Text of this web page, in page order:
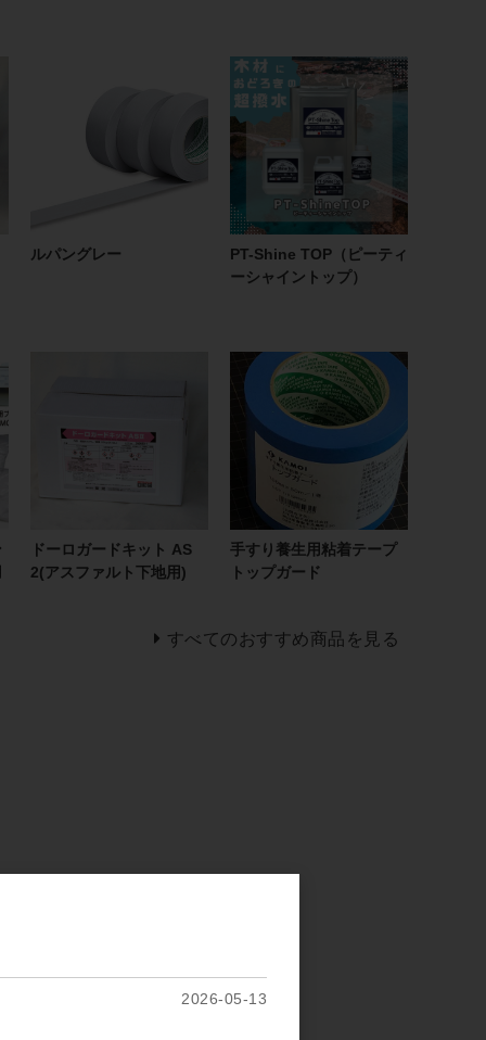
ルパングレー
PT-Shine TOP（ピーティ
ーシャイントップ）
ドーロガードキット AS
2(アスファルト下地用)
手すり養生用粘着テープ
トップガード
すべてのおすすめ商品を見る
2026-05-13